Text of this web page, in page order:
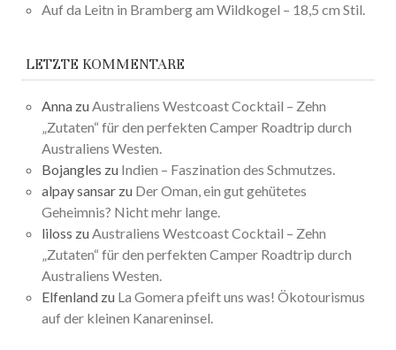
Auf da Leitn in Bramberg am Wildkogel – 18,5 cm Stil.
LETZTE KOMMENTARE
Anna zuAustraliens Westcoast Cocktail – Zehn
„Zutaten“ für den perfekten Camper Roadtrip durch
Australiens Westen.
Bojangles zu Indien – Faszination des Schmutzes.
alpay sansar zu Der Oman, ein gut gehütetes
Geheimnis? Nicht mehr lange.
liloss zuAustraliens Westcoast Cocktail – Zehn
„Zutaten“ für den perfekten Camper Roadtrip durch
Australiens Westen.
Elfenland zu La Gomera pfeift uns was! Ökotourismus
auf der kleinen Kanareninsel.